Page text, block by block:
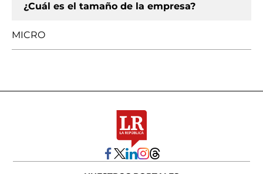
¿Cuál es el tamaño de la empresa?
MICRO